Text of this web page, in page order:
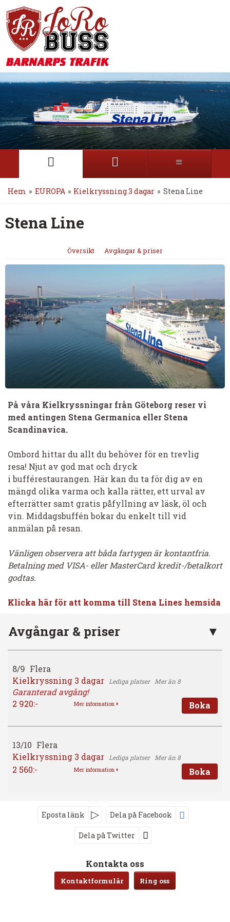
Hem » EUROPA » Kielkryssning 3 dagar » Stena Line
Stena Line
Översikt Avgångar & priser
På våra Kielkryssningar från Göteborg reser vi
med antingen Stena Germanica eller Stena
Scandinavica.
Ombord hittar du allt du behöver för en trevlig
resa! Njut av god mat och dryck
i bufférestaurangen. Här kan du ta för dig av en
mängd olika varma och kalla rätter, ett urval av
efterrätter samt gratis påfyllning av läsk, öl och
vin. Middagsbuffén bokar du enkelt till vid
anmälan på resan.
Vänligen observera att båda fartygen är kontantfria.
Betalning med VISA- eller MasterCard kredit-/betalkort
godtas.
Klicka här för att komma till Stena Lines hemsida
Avgångar & priser
8/9 Flera
Kielkryssning 3 dagar
Garanterad avgång!
Mer än 8
2 920:- Boka
Mer information
13/10 Flera
Kielkryssning 3 dagar
Mer än 8
2 560:- Boka
Mer information
Eposta länk Dela på Facebook
Dela på Twitter
Följ oss på
Kontakta oss
Kontaktformulär Ring oss